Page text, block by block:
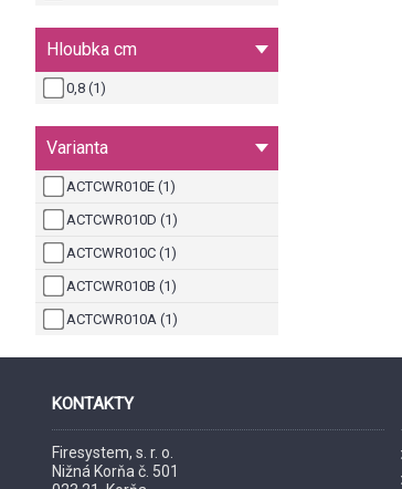
Hloubka cm
0,8 (1)
Varianta
ACTCWR010E (1)
ACTCWR010D (1)
ACTCWR010C (1)
ACTCWR010B (1)
ACTCWR010A (1)
KONTAKTY
Firesystem, s. r. o.
Nižná Korňa č. 501